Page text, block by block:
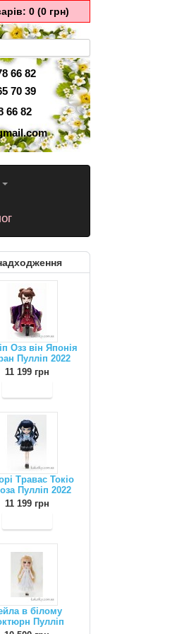
0 (0 грн)
66 82
70 39
66 82
Озз він Японія
Пулліп 2022
11 199 грн
Травас Токіо
Пулліп 2022
11 199 грн
в білому
Пулліп